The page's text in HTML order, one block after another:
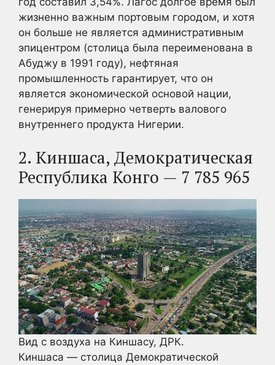
жизненно важным портовым городом, и хотя
он больше не является административным
эпицентром (столица была переименована в
Абуджу в 1991 году), нефтяная
промышленность гарантирует, что он
является экономической основой нации,
генерируя примерно четверть валового
внутреннего продукта Нигерии.
2. Киншаса, Демократическая
Республика Конго — 7 785 965
Вид с воздуха на Киншасу, ДРК.
Киншаса — столица Демократической